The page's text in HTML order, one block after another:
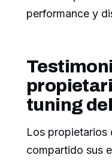
performance y
tuning
Los propietarios
compartido sus